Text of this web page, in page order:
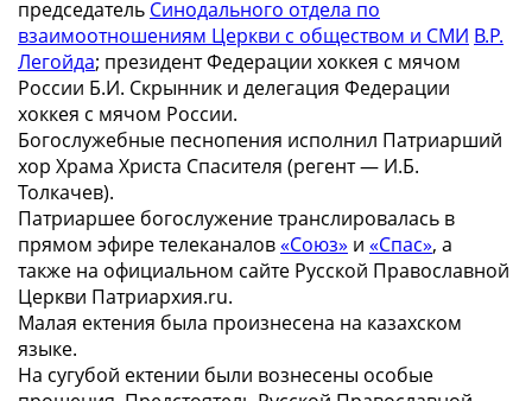
председатель Синодального отдела по
взаимоотношениям Церкви с обществом и СМИ В.Р.
Легойда; президент Федерации хоккея с мячом
России Б.И. Скрынник и делегация Федерации
хоккея с мячом России.
Богослужебные песнопения исполнил Патриарший
хор Храма Христа Спасителя (регент — И.Б.
Толкачев).
Патриаршее богослужение транслировалась в
прямом эфире телеканалов«Союз» и «Спас», а
также на официальном сайте Русской Православной
Церкви Патриархия.ru.
Малая ектения была произнесена на казахском
языке.
На сугубой ектении были вознесены особые